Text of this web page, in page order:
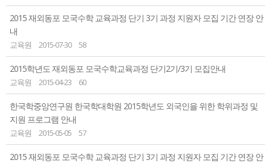
2015 재외동포 모국수학 교육과정 단기 3기 과정 지원자 모집 기간 연장 안
내
교육원 2015-07-30 58
2015학년도 재외동포 모국수학교육과정 단기2기/3기 모집안내
교육원 2015-04-23 60
한국학중앙연구원 한국학대학원 2015학년도 외국인을 위한 학위과정 및
지원 프로그램 안내
교육원 2015-05-05 57
2015 재외동포 모국수학 교육과정 단기 3기 과정 지원자 모집 기간 연장 안